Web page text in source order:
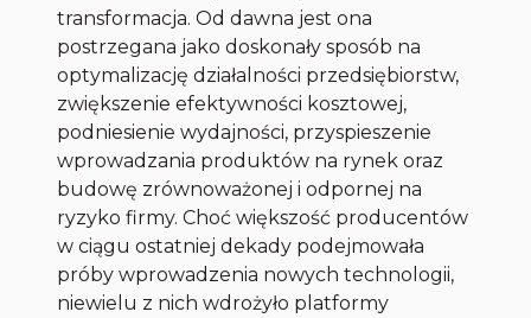
transformacja. Od dawna jest ona
postrzegana jako doskonały sposób na
optymalizację działalności przedsiębiorstw,
zwiększenie efektywności kosztowej,
podniesienie wydajności, przyspieszenie
wprowadzania produktów na rynek oraz
budowę zrównoważonej i odpornej na
ryzyko firmy. Choć większość producentów
w ciągu ostatniej dekady podejmowała
próby wprowadzenia nowych technologii,
niewielu z nich wdrożyło platformy